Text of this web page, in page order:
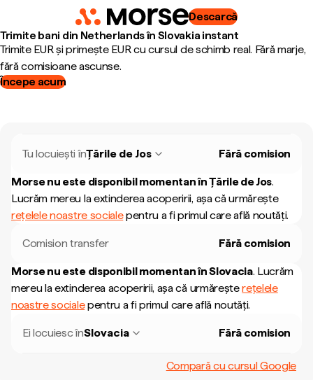
Descarcă
Trimite bani din Netherlands în Slovakia instant
Trimite EUR și primește EUR cu cursul de schimb real. Fără marje,
fără comisioane ascunse.
Începe acum
Tu locuiești înȚările de Jos Fără comision
Morse nu este disponibil momentan înȚările de Jos.
Lucrăm mereu la extinderea acoperirii, așa că urmărește
rețelele noastre socialepentru a fi primul care află noutăți.
Comision transfer Fără comision
Morse nu este disponibil momentan înSlovacia. Lucrăm
mereu la extinderea acoperirii, așa că urmăreșterețelele
noastre socialepentru a fi primul care află noutăți.
Ei locuiesc înSlovacia Fără comision
Compară cu cursul Google